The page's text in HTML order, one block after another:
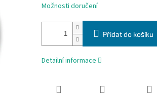
Možnosti doručení
Přidat do košíku
Detailní informace